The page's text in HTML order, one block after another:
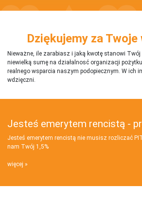
Dziękujemy za Twoje
Nieważne, ile zarabiasz i jaką kwotę stanowi Twój
niewielką sumę na działalnosć organizacji
realnego wsparcia naszym podopiecznym. W ich
wdzięczni.
Jesteś emerytem rencistą -
Jesteś emerytem rencistą nie musisz rozliczać
nam Twój 1,5%
więcej